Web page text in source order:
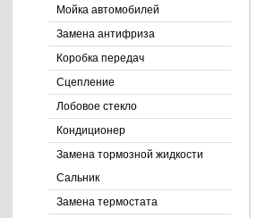
Мойка автомобилей
Замена антифриза
Коробка передач
Сцепление
Лобовое стекло
Кондиционер
Замена тормозной жидкости
Сальник
Замена термостата